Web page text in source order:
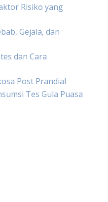
Risiko yang
Gejala, dan
dan Cara
Post Prandial
Tes Gula Puasa